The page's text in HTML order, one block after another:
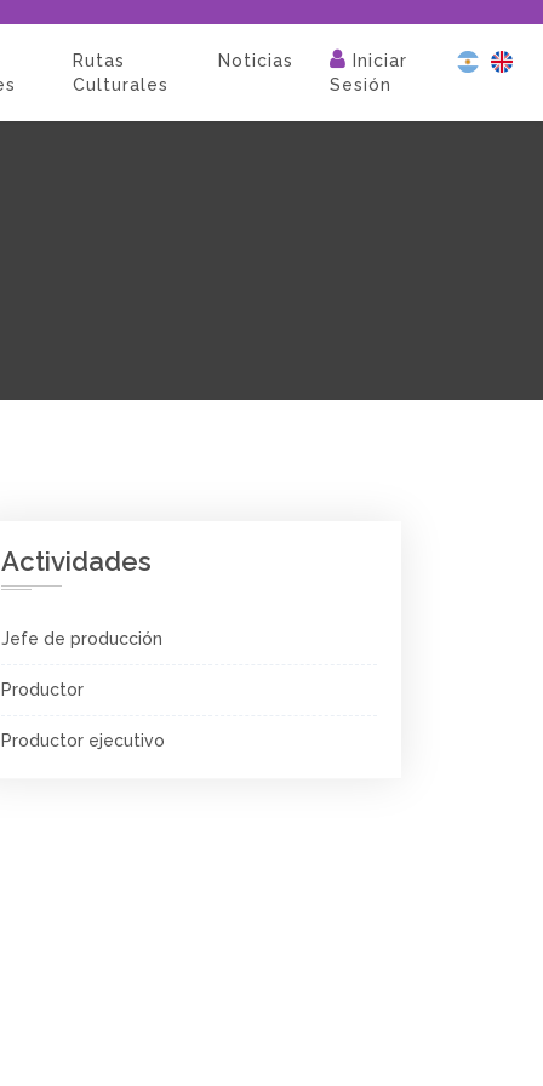
Rutas
Culturales
Noticias
Iniciar
Sesión
Actividades
Jefe de producción
Productor
Productor ejecutivo